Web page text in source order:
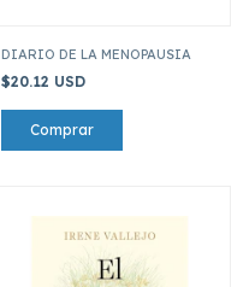
DIARIO DE LA MENOPAUSIA
$20.12 USD